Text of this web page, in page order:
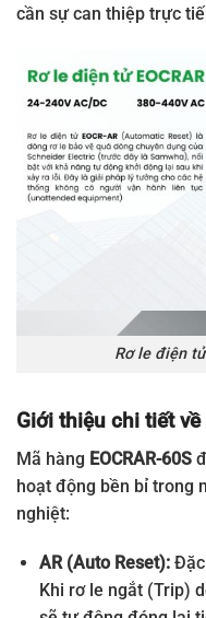
cần sự can thiệp trực
Rơ le điện
Giới thiệu chi tiết về
Mã hàng EOCRAR-60S
hoạt động bền bỉ trong
nghiệt:
AR (Auto Reset):Đặc
Khi rơ le ngắt (Trip)